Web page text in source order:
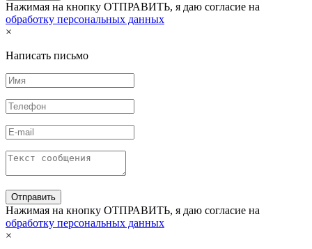
Нажимая на кнопку ОТПРАВИТЬ, я даю согласие на
обработку персональных данных
×
Написать письмо
Нажимая на кнопку ОТПРАВИТЬ, я даю согласие на
обработку персональных данных
×